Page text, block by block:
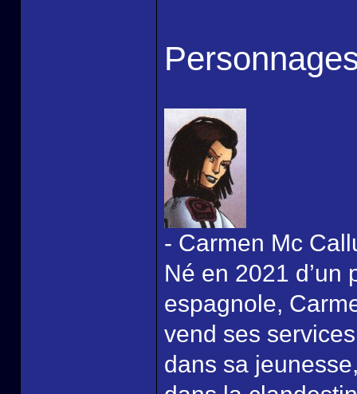
- Carmen Mc
Né en 2021 d’un
espagnole,
vend ses
dans sa